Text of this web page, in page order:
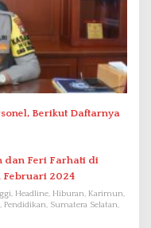
Berikut Daftarnya
dan Feri Farhati di
Februari 2024
Headline, Hiburan, Karimun,
Sumatera Selatan,